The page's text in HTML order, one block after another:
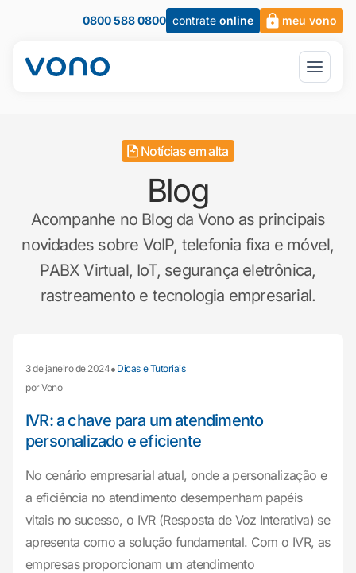
0800 588 0800 contrate online meu vono
Notícias em alta
Blog
Acompanhe no Blog da Vono as principais
novidades sobre VoIP, telefonia fixa e móvel,
PABX Virtual, IoT, segurança eletrônica,
rastreamento e tecnologia empresarial.
3 de janeiro de 2024• Dicas e Tutoriais
por Vono
IVR: a chave para um atendimento
personalizado e eficiente
No cenário empresarial atual, onde a personalização e
a eficiência no atendimento desempenham papéis
vitais no sucesso, o IVR (Resposta de Voz Interativa) se
apresenta como a solução fundamental. Com o IVR, as
empresas proporcionam um atendimento